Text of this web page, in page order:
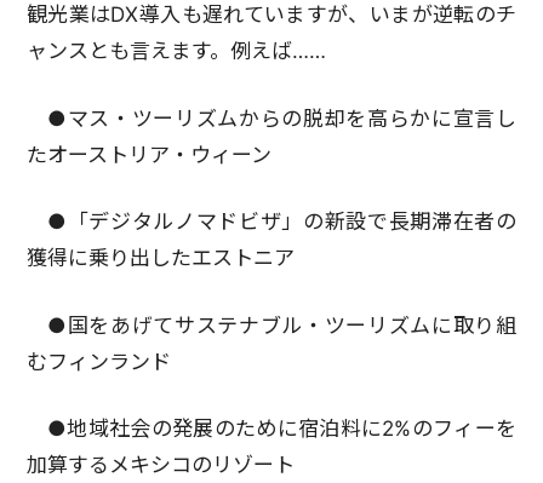
観光業はDX導入も遅れていますが、いまが逆転のチ
ャンスとも言えます。例えば……
●マス・ツーリズムからの脱却を高らかに宣言し
たオーストリア・ウィーン
●「デジタルノマドビザ」の新設で長期滞在者の
獲得に乗り出したエストニア
●国をあげてサステナブル・ツーリズムに取り組
むフィンランド
●地域社会の発展のために宿泊料に2%のフィーを
加算するメキシコのリゾート